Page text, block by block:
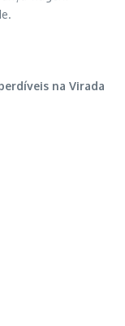
na Virada